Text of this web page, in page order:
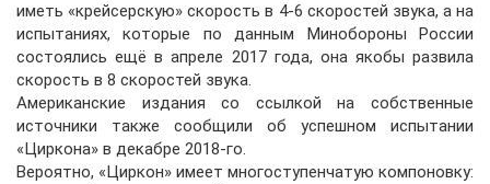
иметь «крейсерскую» скорость в 4-6 скоростей звука, а на
испытаниях, которые по данным Минобороны России
состоялись ещё в апреле 2017 года, она якобы развила
скорость в 8 скоростей звука.
Американские издания со ссылкой на собственные
источники также сообщили об успешном испытании
«Циркона» в декабре 2018-го.
Вероятно, «Циркон» имеет многоступенчатую компоновку: